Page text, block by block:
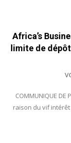
Africa’s
limite de
COMMUNIQUE
raison du vif intérêt